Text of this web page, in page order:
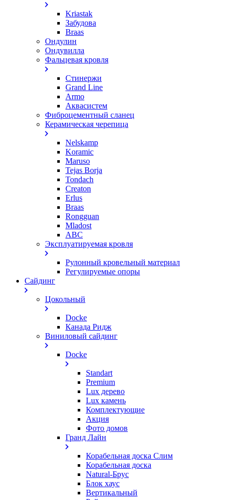
Kriastak
Забудова
Braas
Ондулин
Ондувилла
Фальцевая кровля
Стинержи
Grand Line
Armo
Аквасистем
Фиброцементный сланец
Керамическая черепица
Nelskamp
Koramic
Maruso
Tejas Borja
Tondach
Creaton
Erlus
Braas
Rongguan
Mladost
ABC
Эксплуатируемая кровля
Рулонный кровельный материал
Регулируемые опоры
Сайдинг
Цокольный
Docke
Канада Ридж
Виниловый сайдинг
Docke
Standart
Premium
Lux дерево
Lux камень
Комплектующие
Акция
Фото домов
Гранд Лайн
Корабельная доска Слим
Корабельная доска
Natural-Брус
Блок хаус
Вертикальный